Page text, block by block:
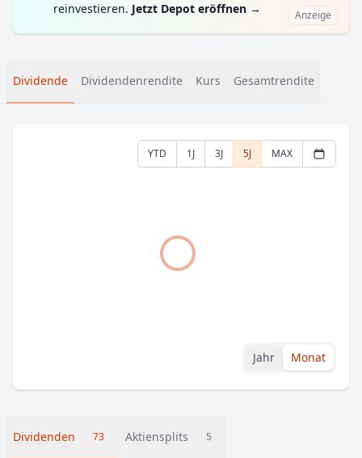
reinvestieren. Jetzt Depot eröffnen → Anzeige
Dividende Dividendenrendite Kurs Gesamtrendite
YTD 1J 3J 5J MAX
Jahr Monat
Dividenden 73 Aktiensplits 5